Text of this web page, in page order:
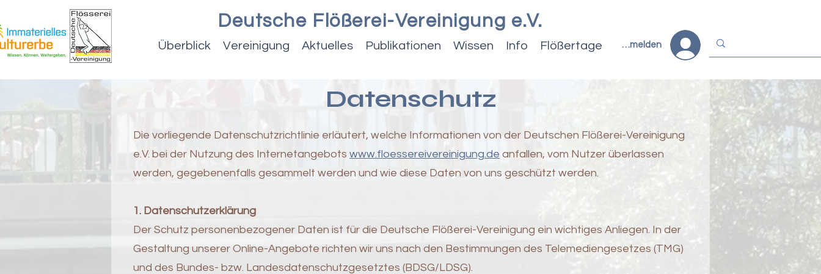
Deutsche Flößerei-Vereinigung e.V.
Überblick Vereinigung Aktuelles Publikationen Wissen Info Flößertage Anmelden
Datenschutz
Die vorliegende Datenschutzrichtlinie erläutert, welche Informationen von der Deutschen Flößerei-Vereinigung
e.V. bei der Nutzung des Internetangebots www.floessereivereinigung.de anfallen, vom Nutzer überlassen
werden, gegebenenfalls gesammelt werden und wie diese Daten von uns geschützt werden.
1. Datenschutzerklärung
Der Schutz personenbezogener Daten ist für die Deutsche Flößerei-Vereinigung ein wichtiges Anliegen. In der
Gestaltung unserer Online-Angebote richten wir uns nach den Bestimmungen des Telemediengesetzes (TMG)
und des Bundes- bzw. Landesdatenschutzgesetztes (BDSG/LDSG).